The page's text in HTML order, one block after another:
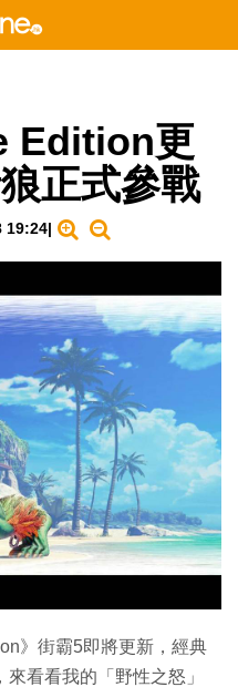
Edition更
正式參戰
19:24|
》街霸5即將更新，經典
看看我的「野性之怒」